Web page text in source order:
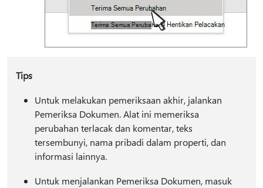
Tips
Untuk melakukan pemeriksaan akhir, jalankan
Pemeriksa Dokumen. Alat ini memeriksa
perubahan terlacak dan komentar, teks
tersembunyi, nama pribadi dalam properti, dan
informasi lainnya.
Untuk menjalankan Pemeriksa Dokumen, masuk